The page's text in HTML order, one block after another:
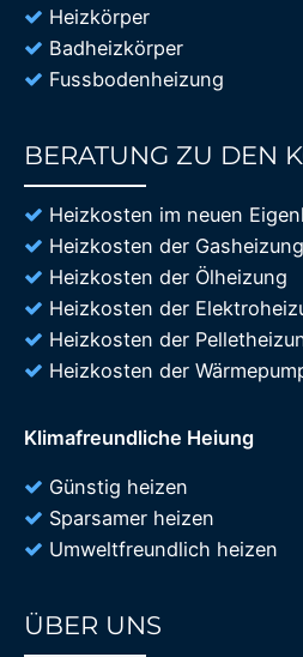
Heizkörper
Badheizkörper
Fussbodenheizung
BERATUNG ZU DEN
Heizkosten im neuen
Heizkosten der Gasheizung
Heizkosten der Ölheizung
Heizkosten der
Heizkosten der
Heizkosten der
Klimafreundliche Heiung
Günstig heizen
Sparsamer heizen
Umweltfreundlich heizen
ÜBER UNS